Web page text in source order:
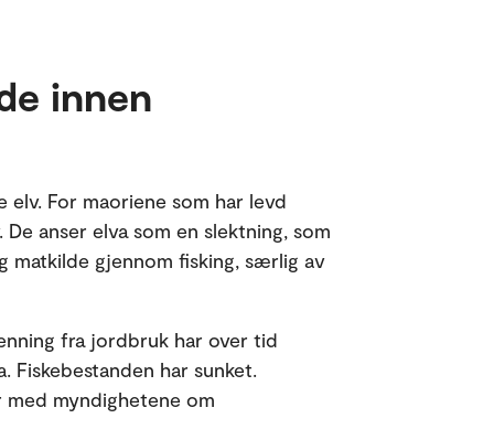
innen
elv. For maoriene som har levd
anser elva som en slektning, som
matkilde gjennom fisking, særlig av
fra jordbruk har over tid
har sunket.
myndighetene om